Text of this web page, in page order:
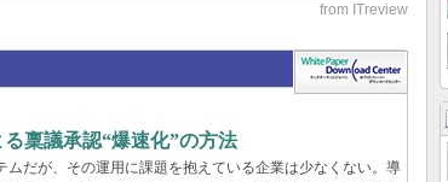
稟議承認“爆速化”の方法
だが、その運用に課題を抱えている企業は少なくない。導